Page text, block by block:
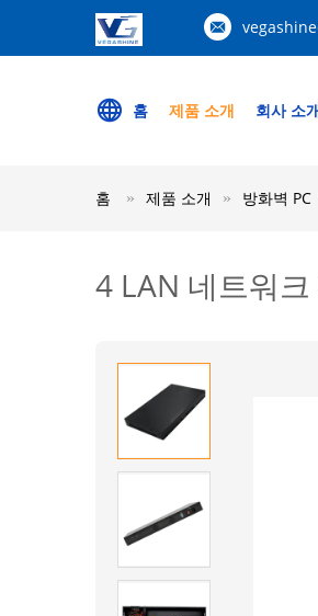
홈 제품 소개 회사 소
홈 제품 소개 방화벽 PC
4 LAN 네트워